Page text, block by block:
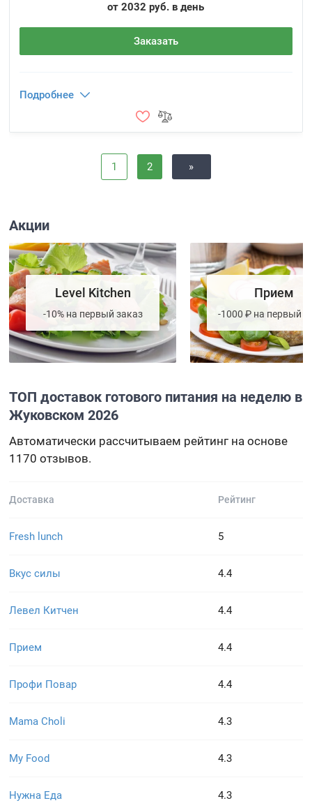
от 2032 руб. в день
Заказать
Подробнее
1 2 »
Акции
Level Kitchen
-10% на первый заказ
Прием
-1000 ₽ на первый
ТОП доставок готового питания на неделю в
Жуковском 2026
Автоматически рассчитываем рейтинг на основе
1170 отзывов.
Доставка Рейтинг
Fresh lunch 5
Вкус силы 4.4
Левел Китчен 4.4
Прием 4.4
Профи Повар 4.4
Mama Choli 4.3
My Food 4.3
Нужна Еда 4.3